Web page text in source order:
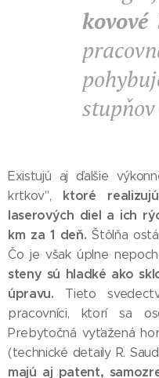
Existujú aj ďalšie
krtkov", ktoré
laserových diel a ich
km za 1 deň. Štôlňa
Čo je však úplne
steny sú hladké ako
úpravu. Tieto
pracovníci, ktorí sa
Prebytočná vyťažená
(technické detaily R.
majú aj patent,